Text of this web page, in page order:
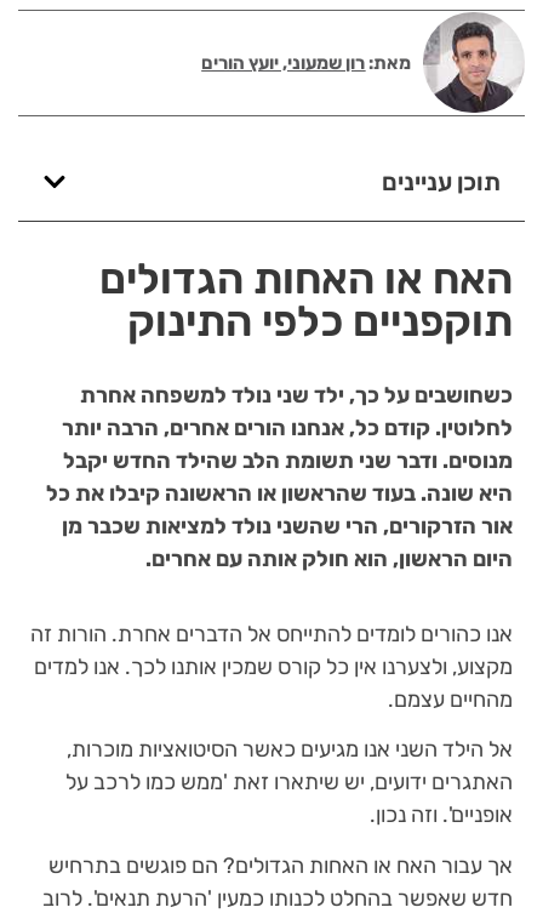
מאת:רון שמעוני, יועץ הורים
תוכן עניינים
האח או האחות הגדולים
תוקפניים כלפי התינוק
כשחושבים על כך, ילד שני נולד למשפחה אחרת
לחלוטין. קודם כל, אנחנו הורים אחרים, הרבה יותר
מנוסים. ודבר שני תשומת הלב שהילד החדש יקבל
היא שונה. בעוד שהראשון או הראשונה קיבלו את כל
אור הזרקורים, הרי שהשני נולד למציאות שכבר מן
היום הראשון, הוא חולק אותה עם אחרים.
אנו כהורים לומדים להתייחס אל הדברים אחרת. הורות זה
מקצוע, ולצערנו אין כל קורס שמכין אותנו לכך. אנו למדים
מהחיים עצמם.
אל הילד השני אנו מגיעים כאשר הסיטואציות מוכרות,
האתגרים ידועים, יש שיתארו זאת 'ממש כמו לרכב על
אופניים'. וזה נכון.
אך עבור האח או האחות הגדולים? הם פוגשים בתרחיש
חדש שאפשר בהחלט לכנותו כמעין 'הרעת תנאים'. לרוב